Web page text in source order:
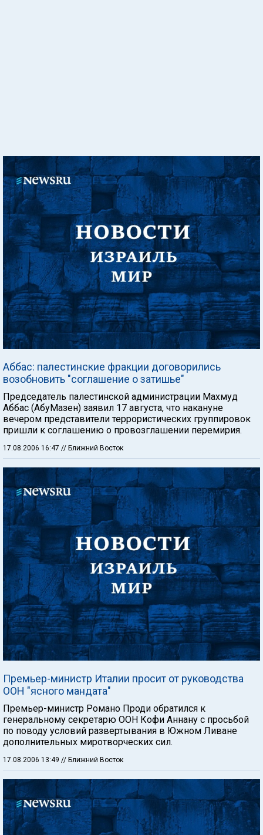
Аббас: палестинские фракции договорились
возобновить "соглашение о затишье"
Председатель палестинской администрации Махмуд
Аббас (АбуМазен) заявил 17 августа, что накануне
вечером представители террористических группировок
пришли к соглашению о провозглашении перемирия.
17.08.2006 16:47 // Ближний Восток
Премьер-министр Италии просит от руководства
ООН "ясного мандата"
Премьер-министр Романо Проди обратился к
генеральному секретарю ООН Кофи Аннану с просьбой
по поводу условий развертывания в Южном Ливане
дополнительных миротворческих сил.
17.08.2006 13:49 // Ближний Восток